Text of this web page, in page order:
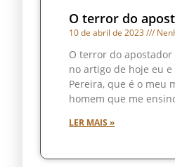
O terror do
10 de abril de 2023
O terror do apostador
no artigo de hoje eu e
Pereira, que é o meu
homem que me
LER MAIS »